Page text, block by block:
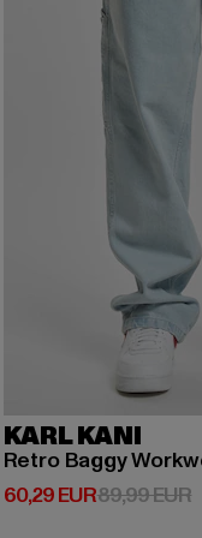
KARL KANI
Retro Baggy
60,29 EUR
Derzeitiger Preis:89,99 EUR